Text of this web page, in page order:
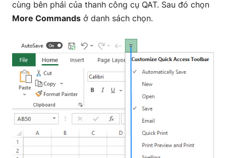
cùng bên phải của thanh công cụ QAT. Sau đó chọn
More Commands ở danh sách chọn.